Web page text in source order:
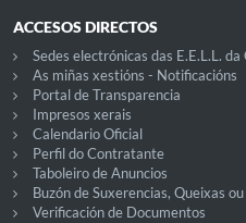
ACCESOS DIRECTOS
Sedes electrónicas das E.E.L.L.
As miñas xestións - Notificacións
Portal de Transparencia
Impresos xerais
Calendario Oficial
Perfil do Contratante
Taboleiro de Anuncios
Buzón de Suxerencias, Queixas
Verificación de Documentos